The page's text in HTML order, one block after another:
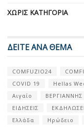
ΧΩΡΊΣ ΚΑΤΗΓΟΡΊΑ
ΔΕΙΤΕ ΑΝΑ ΘΕΜΑ
COMFUZIO24
COVID 19
Hellas
Αιγαίο
ΒΕΡΓΙΑΝΝΗΣ
ΕΙΔΗΣΕΙΣ
Ελλάδα
Ηρώδειο